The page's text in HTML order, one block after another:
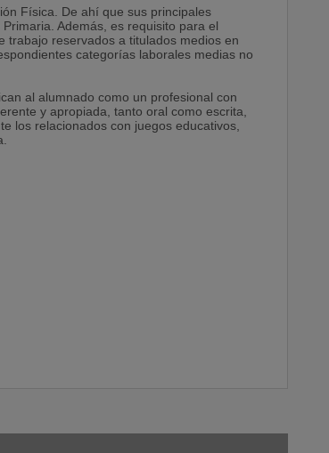
Física. De ahí que sus principales
Además, es requisito para el
trabajo reservados a titulados medios en
categorías laborales medias no
al alumnado como un profesional con
y apropiada, tanto oral como escrita,
los relacionados con juegos educativos,